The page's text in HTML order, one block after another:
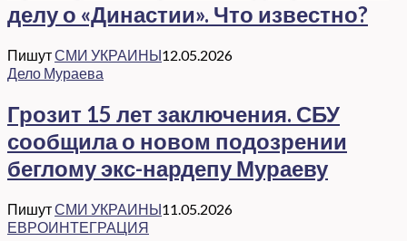
делу о «Династии». Что известно?
ПишутСМИ УКРАИНЫ12.05.2026
Дело Мураева
Грозит 15 лет заключения. СБУ
сообщила о новом подозрении
беглому экс-нардепу Мураеву
ПишутСМИ УКРАИНЫ11.05.2026
ЕВРОИНТЕГРАЦИЯ